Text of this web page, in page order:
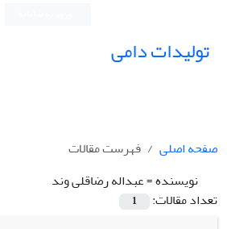
تولیدات دامی
صفحه اصلی
فهرست مقالات
نویسنده =عبداله رضاقلی وند
تعداد مقالات:
1